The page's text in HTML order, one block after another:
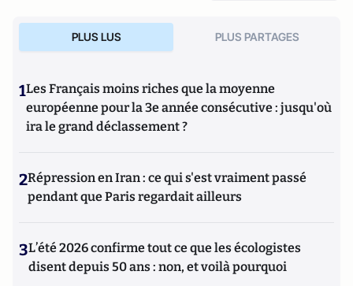
PLUS LUS PLUS PARTAGES
1Les Français moins riches que la moyenne
européenne pour la 3e année consécutive : jusqu'où
ira le grand déclassement ?
2Répression en Iran : ce qui s'est vraiment passé
pendant que Paris regardait ailleurs
3L’été 2026 confirme tout ce que les écologistes
disent depuis 50 ans : non, et voilà pourquoi